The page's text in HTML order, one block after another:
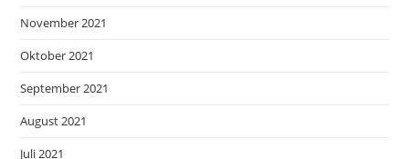
November 2021
Oktober 2021
September 2021
August 2021
Juli 2021